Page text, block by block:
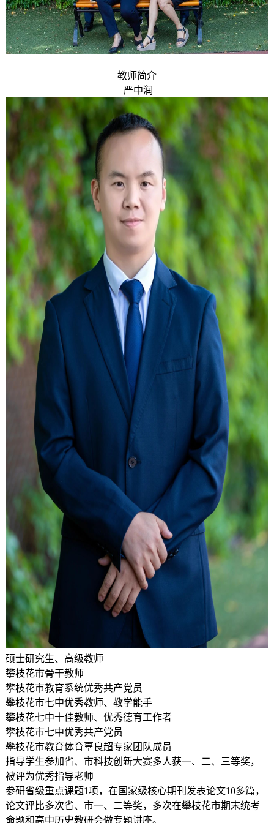
教师简介
严中润
硕士研究生、高级教师
攀枝花市骨干教师
攀枝花市教育系统优秀共产党员
攀枝花市七中优秀教师、教学能手
攀枝花七中十佳教师、优秀德育工作者
攀枝花市七中优秀共产党员
攀枝花市教育体育辜良超专家团队成员
指导学生参加省、市科技创新大赛多人获一、二、三等奖，
被评为优秀指导老师
参研省级重点课题1项，在国家级核心期刊发表论文10多篇，
论文评比多次省、市一、二等奖，多次在攀枝花市期末统考
命题和高中历史教研会做专题讲座。